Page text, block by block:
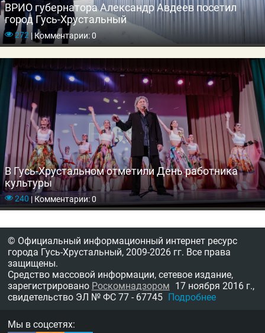
ВРИО губернатора Александр Авдеев посетил
город Гусь-Хрустальный
272|Комментарии: 0
В Гусь-Хрустальном отметили День работника
культуры
240 |Комментарии: 0
© Официальный информационный интернет ресурс
города Гусь-Хрустальный, 2009-2026 гг. Все права
защищены.
Средство массовой информации, сетевое издание,
зарегистрировано Роскомнадзором 17 ноября 2016 г.,
свидетельство ЭЛ № ФС 77 - 67745 Подробнее
Мы в соцсетях: